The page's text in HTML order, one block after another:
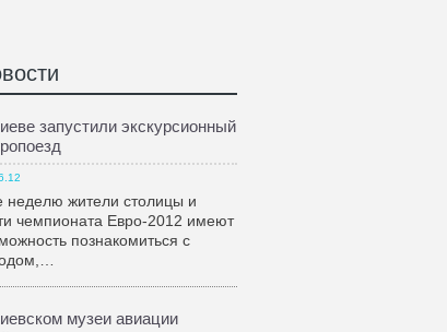
запустили экскурсионный
неделю жители столицы и
чемпионата Евро-2012 имеют
познакомиться с
музеи авиации